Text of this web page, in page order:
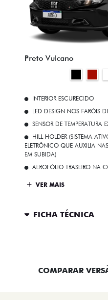
Preto Vulcano
INTERIOR ESCURECIDO
LED DESIGN NOS FARÓIS
SENSOR DE TEMPERATURA
HILL HOLDER (SISTEMA
ELETRÔNICO QUE AUXILIA
EM SUBIDA)
AEROFÓLIO TRASEIRO NA
VER MAIS
FICHA TÉCNICA
COMPARAR